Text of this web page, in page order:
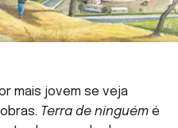
mais jovem se veja
Terra de ninguém é